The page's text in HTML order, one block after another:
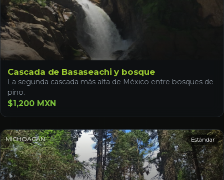
Cascada de Basaseachi y bosque
La segunda cascada más alta de México entre bosques de
pino.
$1,200 MXN
MICHOACÁN Estándar